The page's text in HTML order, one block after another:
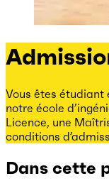
Vous êtes étudiant
notre école
Licence, une
conditions
Dans cette